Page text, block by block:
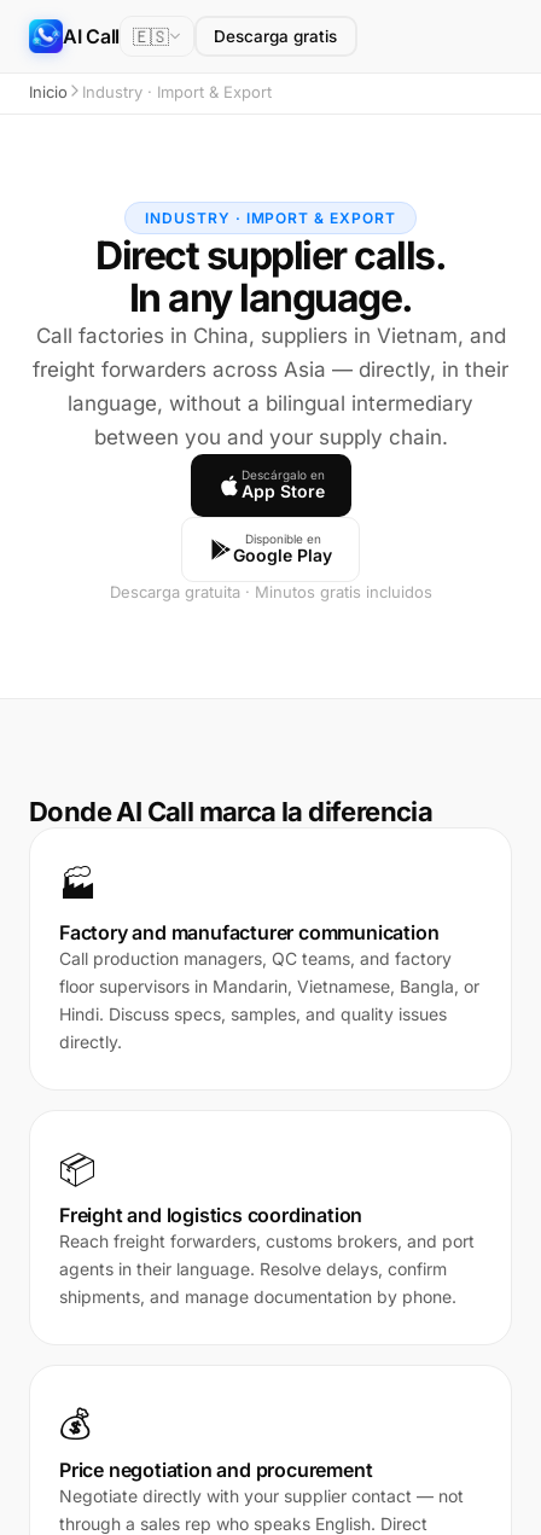
AI Call 🇪🇸 Descarga gratis
Inicio Industry · Import & Export
INDUSTRY · IMPORT & EXPORT
Direct supplier calls.
In any language.
Call factories in China, suppliers in Vietnam, and
freight forwarders across Asia — directly, in their
language, without a bilingual intermediary
between you and your supply chain.
Descárgalo en
App Store
Disponible en
Google Play
Descarga gratuita · Minutos gratis incluidos
Donde AI Call marca la diferencia
🏭
Factory and manufacturer communication
Call production managers, QC teams, and factory
floor supervisors in Mandarin, Vietnamese, Bangla, or
Hindi. Discuss specs, samples, and quality issues
directly.
📦
Freight and logistics coordination
Reach freight forwarders, customs brokers, and port
agents in their language. Resolve delays, confirm
shipments, and manage documentation by phone.
💰
Price negotiation and procurement
Negotiate directly with your supplier contact — not
through a sales rep who speaks English. Direct